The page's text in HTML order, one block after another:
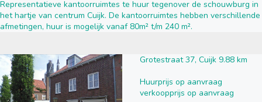
Representatieve kantoorruimtes te huur tegenover de schouwburg in
het hartje van centrum Cuijk. De kantoorruimtes hebben verschillende
afmetingen, huur is mogelijk vanaf 80m² t/m 240 m².
Grotestraat 37, Cuijk 9.88 km
Huurprijs op aanvraag
verkoopprijs op aanvraag